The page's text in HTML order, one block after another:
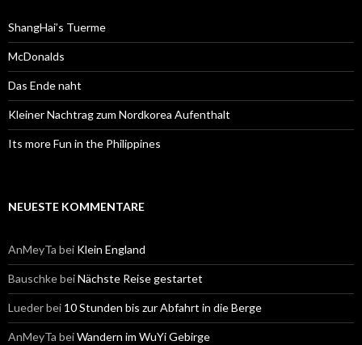
c
h
:
ShangHai’s Tuerme
McDonalds
Das Ende naht
Kleiner Nachtrag zum Nordkorea Aufenthalt
Its more Fun in the Philippines
NEUESTE KOMMENTARE
AnMeyTa bei Klein England
BauschkebeiNächste Reise gestartet
Luederbei 10 Stunden bis zur Abfahrt in die Berge
AnMeyTa beiWandern im WuYi Gebirge